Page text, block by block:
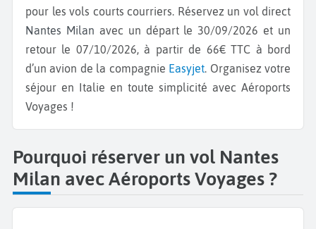
pour les vols courts courriers. Réservez un vol direct
Nantes Milan avec un départ le 30/09/2026 et un
retour le 07/10/2026, à partir de 66€ TTC à bord
d’un avion de la compagnie Easyjet. Organisez votre
séjour en Italie en toute simplicité avec Aéroports
Voyages !
Pourquoi réserver un vol Nantes
Milan avec Aéroports Voyages ?